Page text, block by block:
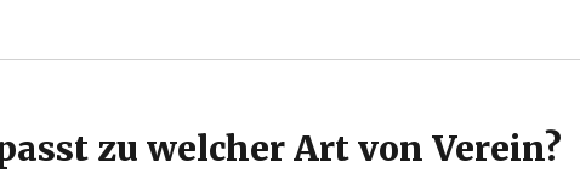
zu welcher Art von Verein?